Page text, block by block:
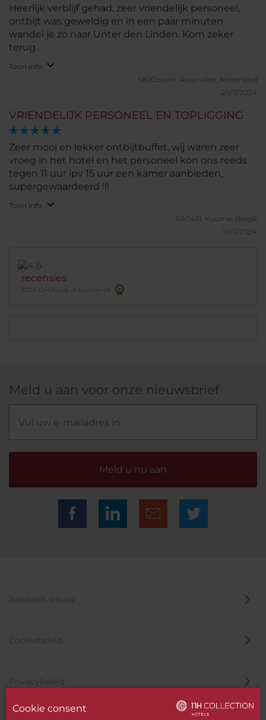
Heerlijk verblijf gehad, zeer vriendelijk personeel,
ontbijt was geweldig en in een paar minuten
wandel je zo naar Unter den Linden. Kom zeker
terug.
Toon info
582Connie. Rosmalen, Nederland
25/11/2024
VRIENDELIJK PERSONEEL EN TOPLIGGING
Zeer mooi en lekker ontbijtbuffet, wij waren zeer
vroeg in het hotel en het personeel kon ons reeds
tegen 11 uur ipv 15 uur een kamer aanbieden,
supergewaardeerd !!!
Toon info
RikT431. Kuurne, België
10/11/2024
recensies
2025 Certificate of Excellence
Meld u aan voor onze nieuwsbrief
Meld u nu aan
Juridisch advies
Cookiebeleid
Privacybeleid
Cookie consent